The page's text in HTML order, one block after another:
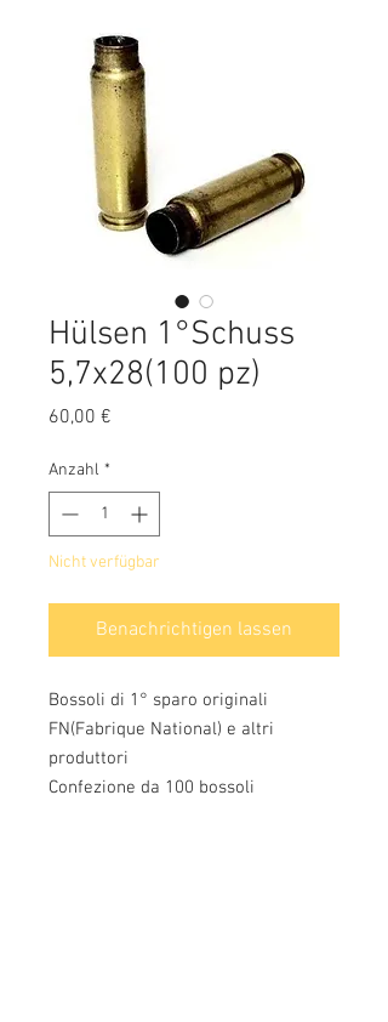
Hülsen 1°Schuss
5,7x28(100 pz)
60,00 €
Anzahl *
Nicht verfügbar
Benachrichtigen lassen
Bossoli di 1° sparo originali
FN(Fabrique National) e altri
produttori
Confezione da 100 bossoli